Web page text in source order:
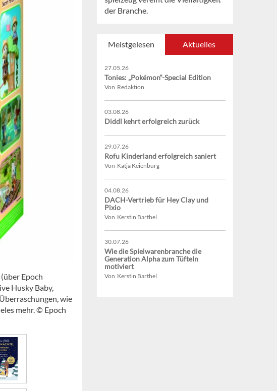
Epoch
Husky Baby,
wie
mehr. © Epoch
der Branche.
Meistgelesen Aktuelles
27.05.26
Tonies: „Pokémon“-Special Edition
Von Redaktion
03.08.26
Diddl kehrt erfolgreich zurück
29.07.26
Rofu Kinderland erfolgreich saniert
Von Katja Keienburg
04.08.26
DACH-Vertrieb für Hey Clay und
Pixio
Von Kerstin Barthel
30.07.26
Wie die Spielwarenbranche die
Generation Alpha zum Tüfteln
motiviert
Von Kerstin Barthel